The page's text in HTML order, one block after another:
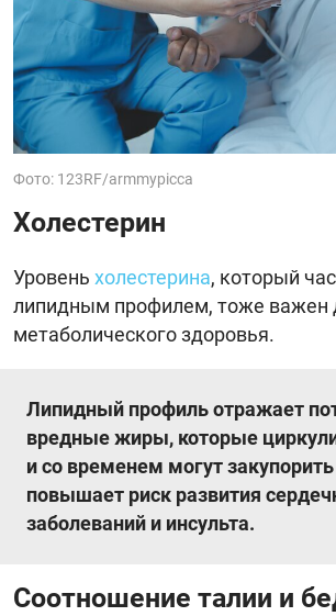
Фото: 123RF/armmypicca
Холестерин
Уровень холестерина, который
липидным профилем, тоже важен
метаболического здоровья.
Липидный профиль отражает
вредные жиры, которые
и со временем могут
повышает риск развития
заболеваний и инсульта.
Соотношение талии и